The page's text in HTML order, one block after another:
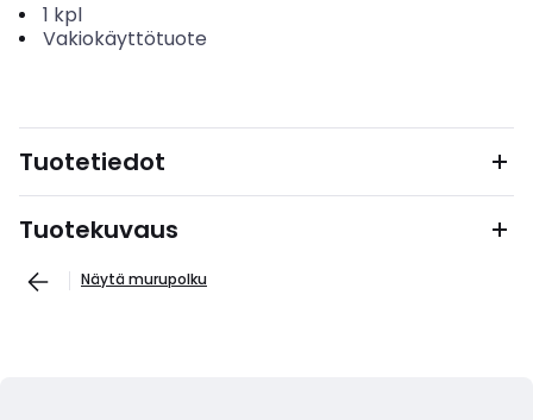
1 kpl
Vakiokäyttötuote
Tuotetiedot
Tuotekuvaus
Näytä murupolku